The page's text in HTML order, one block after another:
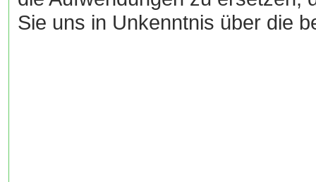
Sie uns in Unkenntnis über die